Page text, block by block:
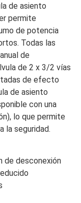
de asiento
permite
de potencia
Todas las
de
de 2 x 3/2 vías
de efecto
de asiento
con una
lo que permite
la seguridad.
de desconexión